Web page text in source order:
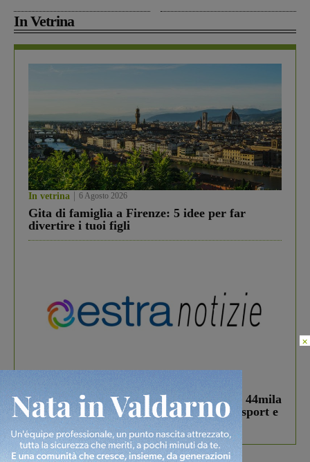
In Vetrina
In vetrina 6 Agosto 2026
Gita di famiglia a Firenze: 5 idee per far
divertire i tuoi figli
Estra Notizie agosto: Smart Cities, oltre 44mila
studenti coinvolti, torna il bando per lo sport e
debutta il podcast Estrair
×